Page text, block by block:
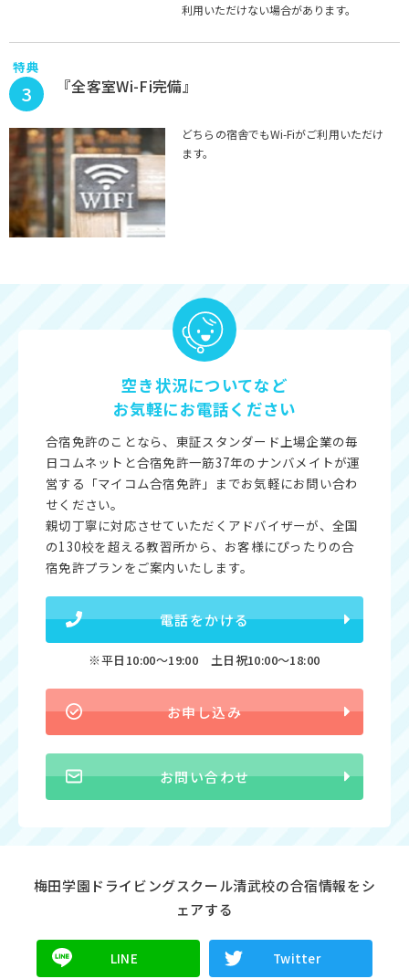
利用いただけない場合があります。
特典
3 『全客室Wi-Fi完備』
どちらの宿舎でもWi-Fiがご利用いただけ
ます。
空き状況についてなど
お気軽にお電話ください
合宿免許のことなら、東証スタンダード上場企業の毎
日コムネットと合宿免許一筋37年のナンバメイトが運
営する「マイコム合宿免許」までお気軽にお問い合わ
せください。
親切丁寧に対応させていただくアドバイザーが、全国
の130校を超える教習所から、お客様にぴったりの合
宿免許プランをご案内いたします。
電話をかける
※平日10:00〜19:00 土日祝10:00〜18:00
お申し込み
お問い合わせ
梅田学園ドライビングスクール清武校の合宿情報をシ
ェアする
LINE Twitter